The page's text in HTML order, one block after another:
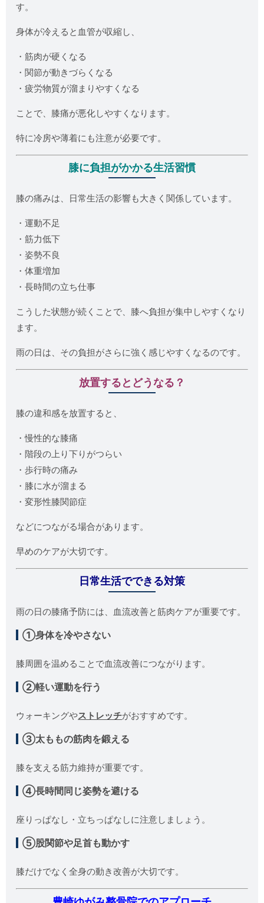
す。
身体が冷えると血管が収縮し、
・筋肉が硬くなる
・関節が動きづらくなる
・疲労物質が溜まりやすくなる
ことで、膝痛が悪化しやすくなります。
特に冷房や薄着にも注意が必要です。
膝に負担がかかる生活習慣
膝の痛みは、日常生活の影響も大きく関係しています。
・運動不足
・筋力低下
・姿勢不良
・体重増加
・長時間の立ち仕事
こうした状態が続くことで、膝へ負担が集中しやすくなり
ます。
雨の日は、その負担がさらに強く感じやすくなるのです。
放置するとどうなる？
膝の違和感を放置すると、
・慢性的な膝痛
・階段の上り下りがつらい
・歩行時の痛み
・膝に水が溜まる
・変形性膝関節症
などにつながる場合があります。
早めのケアが大切です。
日常生活でできる対策
雨の日の膝痛予防には、血流改善と筋肉ケアが重要です。
①身体を冷やさない
膝周囲を温めることで血流改善につながります。
②軽い運動を行う
ウォーキングやストレッチがおすすめです。
③太ももの筋肉を鍛える
膝を支える筋力維持が重要です。
④長時間同じ姿勢を避ける
座りっぱなし・立ちっぱなしに注意しましょう。
⑤股関節や足首も動かす
膝だけでなく全身の動き改善が大切です。